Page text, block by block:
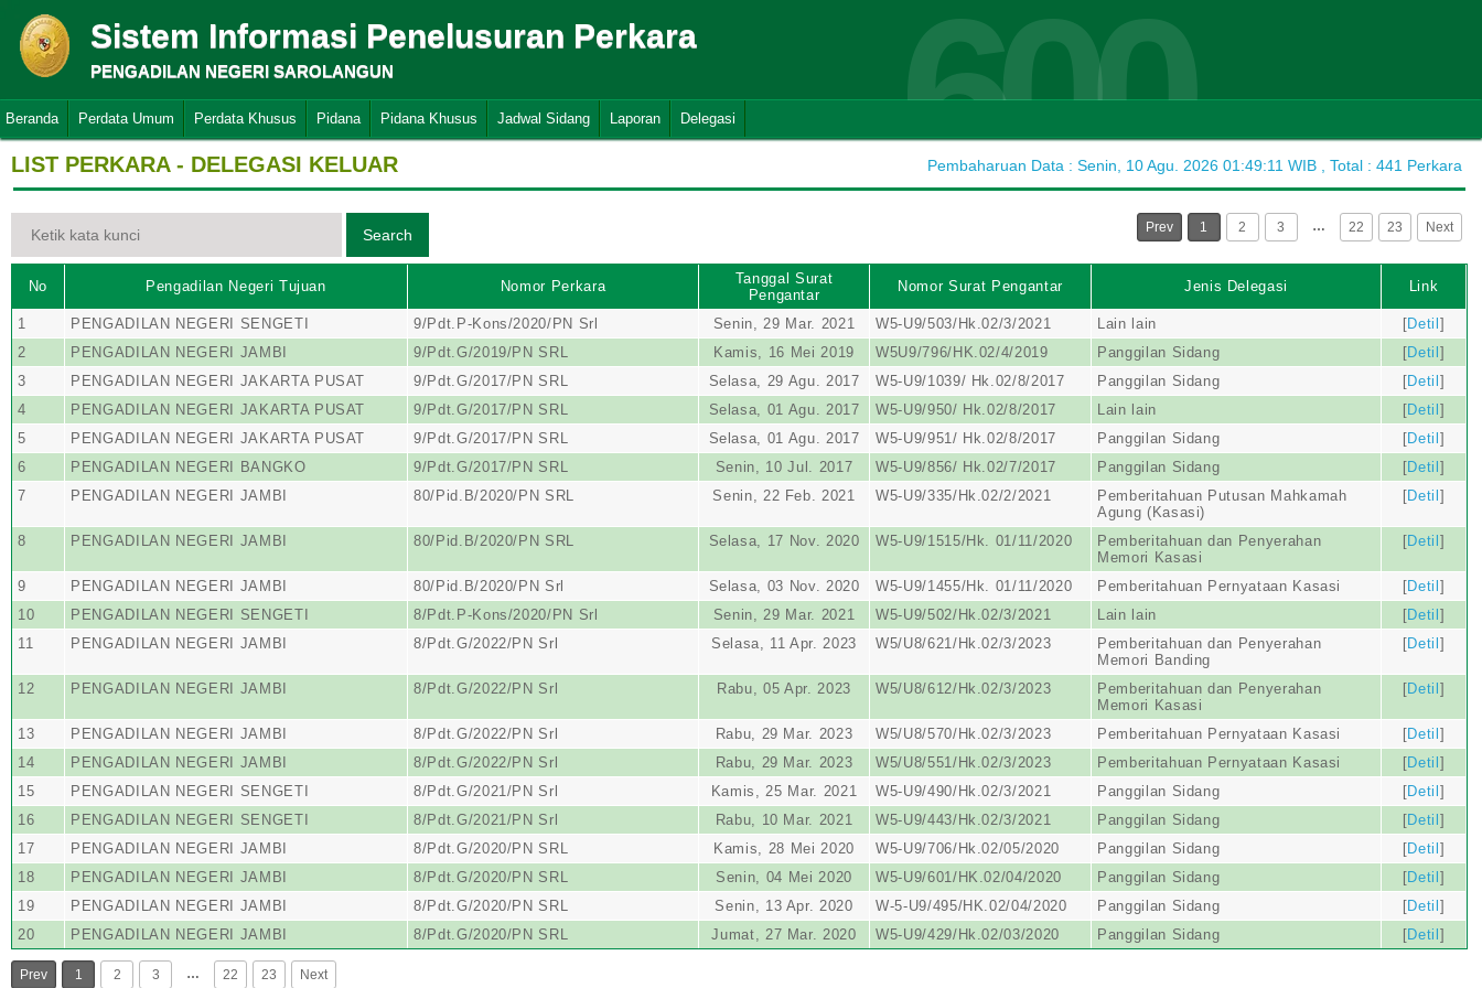
Sistem Informasi Penelusuran Perkara
PENGADILAN NEGERI SAROLANGUN 600
Beranda Perdata Umum Perdata Khusus Pidana Pidana Khusus Jadwal Sidang Laporan Delegasi
LIST PERKARA - DELEGASI KELUAR Pembaharuan Data : Senin, 10 Agu. 2026 01:49:11 WIB , Total : 441 Perkara
Prev 1 2 3 … 22 23 Next
No Pengadilan Negeri Tujuan Nomor Perkara
Tanggal Surat
Pengantar
Nomor Surat Pengantar Jenis Delegasi Link
1 PENGADILAN NEGERI SENGETI 9/Pdt.P-Kons/2020/PN Srl Senin, 29 Mar. 2021 W5-U9/503/Hk.02/3/2021 Lain lain [Detil ]
2
PENGADILAN NEGERI JAMBI 9/Pdt.G/2019/PN SRL Kamis, 16 Mei 2019 W5U9/796/HK.02/4/2019 Panggilan Sidang [Detil ]
3
PENGADILAN NEGERI JAKARTA PUSAT 9/Pdt.G/2017/PN SRL Selasa, 29 Agu. 2017 W5-U9/1039/ Hk.02/8/2017 Panggilan Sidang [Detil ]
4
PENGADILAN NEGERI JAKARTA PUSAT 9/Pdt.G/2017/PN SRL Selasa, 01 Agu. 2017 W5-U9/950/ Hk.02/8/2017 Lain lain [Detil ]
5
PENGADILAN NEGERI JAKARTA PUSAT 9/Pdt.G/2017/PN SRL Selasa, 01 Agu. 2017 W5-U9/951/ Hk.02/8/2017 Panggilan Sidang [Detil ]
6
PENGADILAN NEGERI BANGKO 9/Pdt.G/2017/PN SRL Senin, 10 Jul. 2017 W5-U9/856/ Hk.02/7/2017 Panggilan Sidang [Detil ]
7
PENGADILAN NEGERI JAMBI 80/Pid.B/2020/PN SRL Senin, 22 Feb. 2021 W5-U9/335/Hk.02/2/2021
Pemberitahuan Putusan Mahkamah
Agung (Kasasi)
[Detil ]
8 PENGADILAN NEGERI JAMBI 80/Pid.B/2020/PN SRL Selasa, 17 Nov. 2020 W5-U9/1515/Hk. 01/11/2020
Pemberitahuan dan Penyerahan
Memori Kasasi
[Detil ]
9 PENGADILAN NEGERI JAMBI 80/Pid.B/2020/PN Srl Selasa, 03 Nov. 2020 W5-U9/1455/Hk. 01/11/2020 Pemberitahuan Pernyataan Kasasi [Detil ]
10
PENGADILAN NEGERI SENGETI 8/Pdt.P-Kons/2020/PN Srl Senin, 29 Mar. 2021 W5-U9/502/Hk.02/3/2021 Lain lain [Detil ]
11
PENGADILAN NEGERI JAMBI 8/Pdt.G/2022/PN Srl Selasa, 11 Apr. 2023 W5/U8/621/Hk.02/3/2023
Pemberitahuan dan Penyerahan
Memori Banding
[Detil ]
12 PENGADILAN NEGERI JAMBI 8/Pdt.G/2022/PN Srl Rabu, 05 Apr. 2023 W5/U8/612/Hk.02/3/2023
Pemberitahuan dan Penyerahan
Memori Kasasi
[Detil ]
13 PENGADILAN NEGERI JAMBI 8/Pdt.G/2022/PN Srl Rabu, 29 Mar. 2023 W5/U8/570/Hk.02/3/2023 Pemberitahuan Pernyataan Kasasi [Detil ]
14
PENGADILAN NEGERI JAMBI 8/Pdt.G/2022/PN Srl Rabu, 29 Mar. 2023 W5/U8/551/Hk.02/3/2023 Pemberitahuan Pernyataan Kasasi [Detil ]
15
PENGADILAN NEGERI SENGETI 8/Pdt.G/2021/PN Srl Kamis, 25 Mar. 2021 W5-U9/490/Hk.02/3/2021 Panggilan Sidang [Detil ]
16
PENGADILAN NEGERI SENGETI 8/Pdt.G/2021/PN Srl Rabu, 10 Mar. 2021 W5-U9/443/Hk.02/3/2021 Panggilan Sidang [Detil ]
17
PENGADILAN NEGERI JAMBI 8/Pdt.G/2020/PN SRL Kamis, 28 Mei 2020 W5-U9/706/Hk.02/05/2020 Panggilan Sidang [Detil ]
18
PENGADILAN NEGERI JAMBI 8/Pdt.G/2020/PN SRL Senin, 04 Mei 2020 W5-U9/601/HK.02/04/2020 Panggilan Sidang [Detil ]
19
PENGADILAN NEGERI JAMBI 8/Pdt.G/2020/PN SRL Senin, 13 Apr. 2020 W-5-U9/495/HK.02/04/2020 Panggilan Sidang [Detil ]
20
PENGADILAN NEGERI JAMBI 8/Pdt.G/2020/PN SRL Jumat, 27 Mar. 2020 W5-U9/429/Hk.02/03/2020 Panggilan Sidang [Detil ]
Prev 1 2 3 … 22 23 Next